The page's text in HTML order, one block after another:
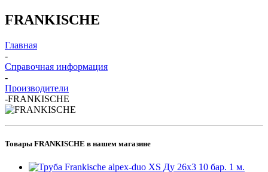
FRANKISCHE
Главная
-
Справочная информация
-
Производители
-FRANKISCHE
Товары FRANKISCHE в нашем магазине